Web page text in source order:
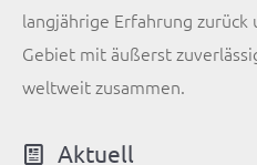
langjährige Erfahrung
Gebiet mit äußerst
weltweit zusammen.
Aktuell